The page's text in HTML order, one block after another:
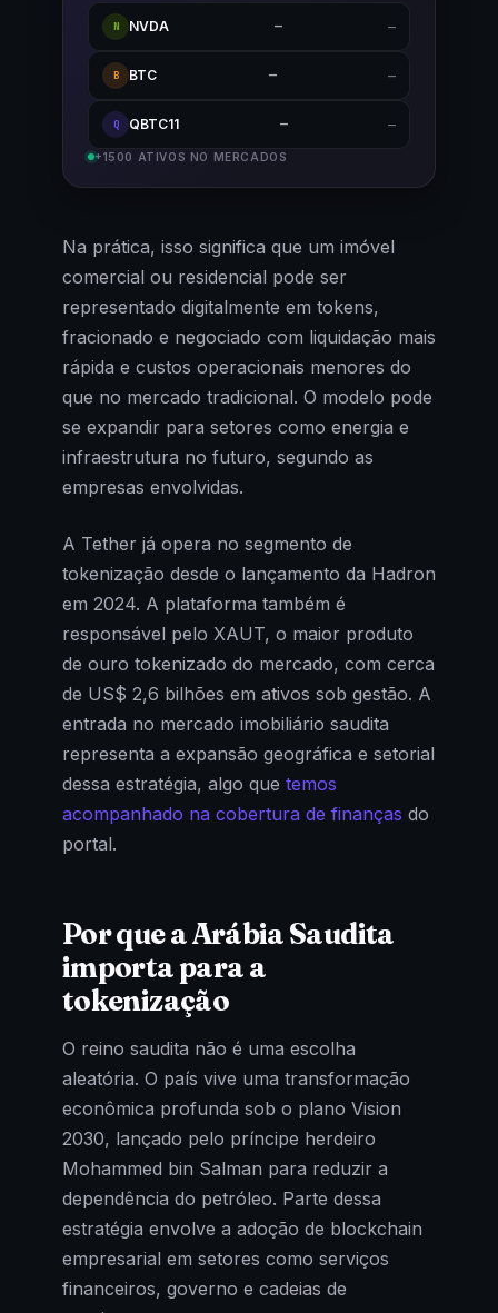
N NVDA — —
B BTC — —
Q QBTC11 — —
+1500 ATIVOS NO MERCADOS
Na prática, isso significa que um imóvel
comercial ou residencial pode ser
representado digitalmente em tokens,
fracionado e negociado com liquidação mais
rápida e custos operacionais menores do
que no mercado tradicional. O modelo pode
se expandir para setores como energia e
infraestrutura no futuro, segundo as
empresas envolvidas.
A Tether já opera no segmento de
tokenização desde o lançamento da Hadron
em 2024. A plataforma também é
responsável pelo XAUT, o maior produto
de ouro tokenizado do mercado, com cerca
de US$ 2,6 bilhões em ativos sob gestão. A
entrada no mercado imobiliário saudita
representa a expansão geográfica e setorial
dessa estratégia, algo que temos
acompanhado na cobertura de finanças do
portal.
Por que a Arábia Saudita
importa para a
tokenização
O reino saudita não é uma escolha
aleatória. O país vive uma transformação
econômica profunda sob o plano Vision
2030, lançado pelo príncipe herdeiro
Mohammed bin Salman para reduzir a
dependência do petróleo. Parte dessa
estratégia envolve a adoção de blockchain
empresarial em setores como serviços
financeiros, governo e cadeias de